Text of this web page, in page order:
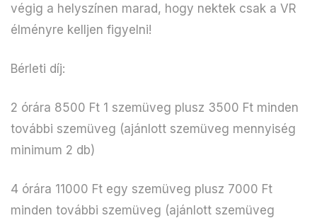
végig a helyszínen marad, hogy nektek csak a VR
élményre kelljen figyelni!
Bérleti díj:
2 órára 8500 Ft 1 szemüveg plusz 3500 Ft minden
további szemüveg (ajánlott szemüveg mennyiség
minimum 2 db)
4 órára 11000 Ft egy szemüveg plusz 7000 Ft
minden további szemüveg (ajánlott szemüveg